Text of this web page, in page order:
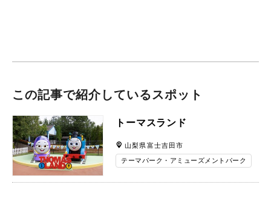
この記事で紹介しているスポット
トーマスランド
山梨県富士吉田市
テーマパーク・アミューズメントパーク